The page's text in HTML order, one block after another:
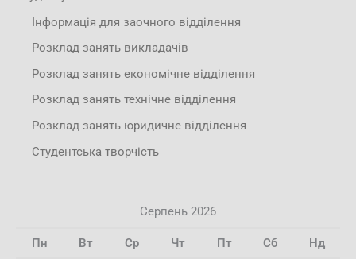
Інформація для заочного відділення
Розклад занять викладачів
Розклад занять економічне відділення
Розклад занять технічне відділення
Розклад занять юридичне відділення
Студентська творчість
Серпень 2026
Пн Вт Ср Чт Пт Сб Нд